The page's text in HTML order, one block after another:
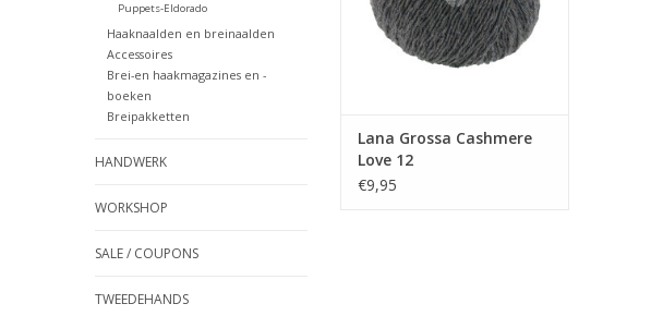
Puppets-Eldorado
Haaknaalden en breinaalden
Accessoires
Brei-en haakmagazines en -
boeken
Breipakketten
HANDWERK
WORKSHOP
SALE / COUPONS
TWEEDEHANDS
Lana Grossa Cashmere
Love 12
€9,95